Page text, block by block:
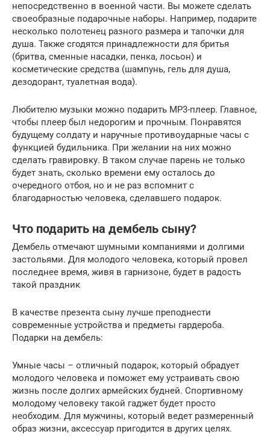
непосредственно в военной части. Вы можете сделать
своеобразные подарочные наборы. Например, подарите
несколько полотенец разного размера и тапочки для
душа. Также сгодятся принадлежности для бритья
(бритва, сменные насадки, пенка, лосьон) и
косметические средства (шампунь, гель для душа,
дезодорант, туалетная вода).
Любителю музыки можно подарить MP3-плеер. Главное,
чтобы плеер был недорогим и прочным. Понравятся
будущему солдату и наручные противоударные часы с
функцией будильника. При желании на них можно
сделать гравировку. В таком случае парень не только
будет знать, сколько времени ему осталось до
очередного отбоя, но и не раз вспомнит с
благодарностью человека, сделавшего подарок.
Что подарить на дембель сыну?
Дембель отмечают шумными компаниями и долгими
застольями. Для молодого человека, который провел
последнее время, живя в гарнизоне, будет в радость
такой праздник
В качестве презента сыну лучше преподнести
современные устройства и предметы гардероба.
Подарки на дембель:
Умные часы – отличный подарок, который обрадует
молодого человека и поможет ему устраивать свою
жизнь после долгих армейских будней. Спортивному
молодому человеку такой гаджет будет просто
необходим. Для мужчины, который ведет размеренный
образ жизни, аксессуар пригодится в других целях.